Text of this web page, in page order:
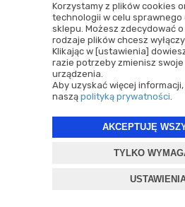
Korzystamy z plików cookies
technologii w celu sprawnego
sklepu. Możesz zdecydować
rodzaje plików chcesz
Klikając w [ustawienia]
razie potrzeby zmienisz
urządzenia.
Aby uzyskać więcej
naszą polityką prywatności.
AKCEPTUJĘ
TYLKO
ul. Agrestowa 1
83-010 Rekcin
2026 © Copyrights by |